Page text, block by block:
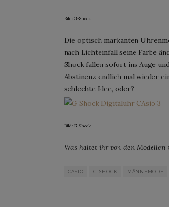
Bild: G-Shock
Die optisch markanten
nach Lichteinfall seine Farbe
Shock fallen sofort ins Auge
Abstinenz endlich mal wieder
schlechte Idee, oder?
Bild: G-Shock
Was haltet ihr von den
CASIO G-SHOCK MÄNNEMODE